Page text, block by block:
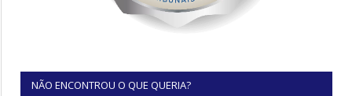
NÃO ENCONTROU O QUE QUERIA?